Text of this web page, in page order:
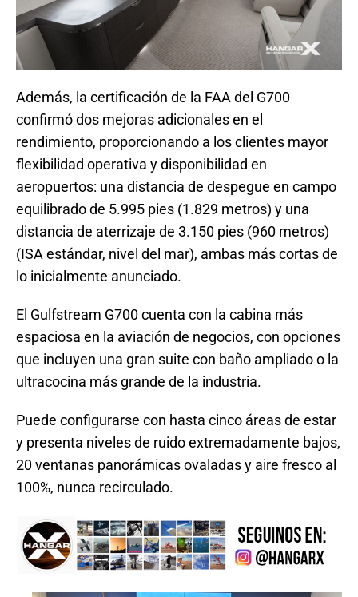
Además, la certificación de la FAA del G700
confirmó dos mejoras adicionales en el
rendimiento, proporcionando a los clientes mayor
flexibilidad operativa y disponibilidad en
aeropuertos: una distancia de despegue en campo
equilibrado de 5.995 pies (1.829 metros) y una
distancia de aterrizaje de 3.150 pies (960 metros)
(ISA estándar, nivel del mar), ambas más cortas de
lo inicialmente anunciado.
El Gulfstream G700 cuenta con la cabina más
espaciosa en la aviación de negocios, con opciones
que incluyen una gran suite con baño ampliado o la
ultracocina más grande de la industria.
Puede configurarse con hasta cinco áreas de estar
y presenta niveles de ruido extremadamente bajos,
20 ventanas panorámicas ovaladas y aire fresco al
100%, nunca recirculado.